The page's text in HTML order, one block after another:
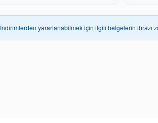
İndirimlerden yararlanabilmek için ilgili belgelerin ibrazı